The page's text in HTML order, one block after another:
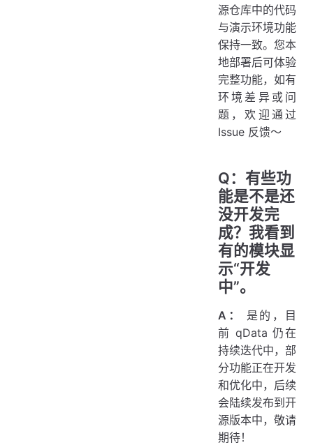
源仓库中的代码
与演示环境功能
保持一致。您本
地部署后可体验
完整功能，如有
环境差异或问
题，欢迎通过
Issue 反馈～
Q：有些功
能是不是还
没开发完
成？我看到
有的模块显
示“开发
中”。
A：
是的，目
前 qData 仍在
持续迭代中，部
分功能正在开发
和优化中，后续
会陆续发布到开
源版本中，敬请
期待！